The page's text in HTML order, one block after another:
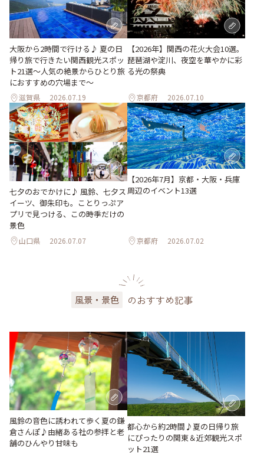
大阪から2時間で行ける♪ 夏の日
帰り旅で行きたい関西観光スポッ
ト21選～人気の絶景からひとり旅
におすすめの穴場まで～
滋賀県 2026.07.19
【2026年】関西の花火大会10選。
琵琶湖や淀川、夜空を華やかに彩
る光の祭典
京都府 2026.07.10
七夕のおでかけに♪ 風鈴、七夕ス
イーツ、御朱印も。ことりっぷア
プリで見つける、この時季だけの
景色
山口県 2026.07.07
【2026年7月】京都・大阪・兵庫
周辺のイベント13選
京都府 2026.07.02
風景・景色 のおすすめ記事
風鈴の音色に誘われて歩く夏の鎌
倉さんぽ♪由緒ある社の参拝と老
舗のひんやり甘味も
都心から約2時間♪夏の日帰り旅
にぴったりの関東＆近郊観光スポ
ット21選